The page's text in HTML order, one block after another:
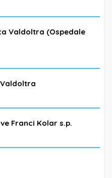
Valdoltra (Ospedale
Franci Kolar s.p.